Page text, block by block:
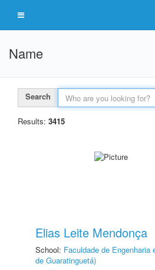
Name
Search
Results: 3415
Elias Leite Mendonça
School: Faculdade de Engenharia
de Guaratinguetá)